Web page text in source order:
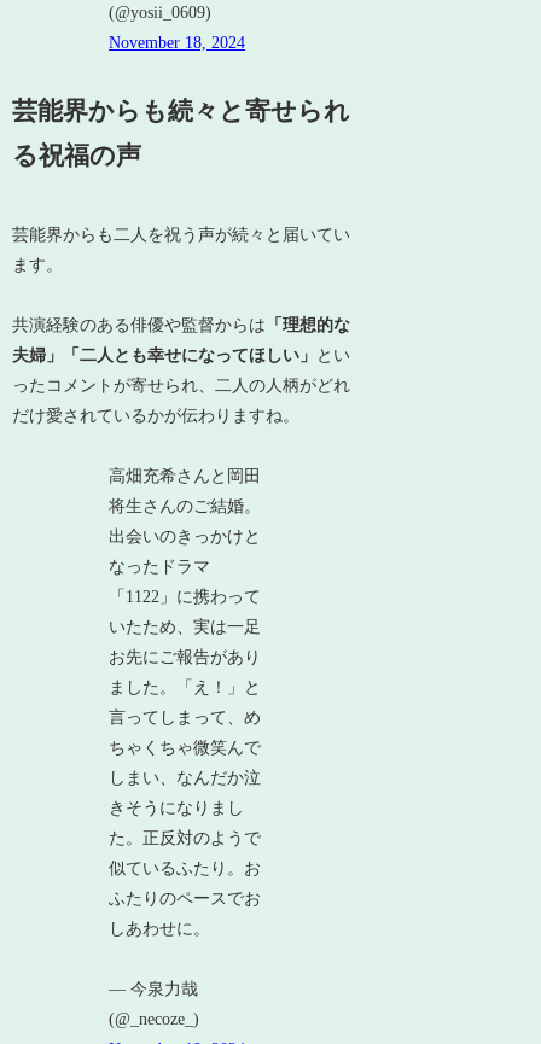
(@yosii_0609)
November 18, 2024
芸能界からも続々と寄せられ
る祝福の声
芸能界からも二人を祝う声が続々と届いてい
ます。
共演経験のある俳優や監督からは 「理想的な
夫婦」「二人とも幸せになってほしい」 とい
ったコメントが寄せられ、二人の人柄がどれ
だけ愛されているかが伝わりますね。
高畑充希さんと岡田
将生さんのご結婚。
出会いのきっかけと
なったドラマ
「1122」に携わって
いたため、実は一足
お先にご報告があり
ました。「え！」と
言ってしまって、め
ちゃくちゃ微笑んで
しまい、なんだか泣
きそうになりまし
た。正反対のようで
似ているふたり。お
ふたりのペースでお
しあわせに。
— 今泉力哉
(@_necoze_)